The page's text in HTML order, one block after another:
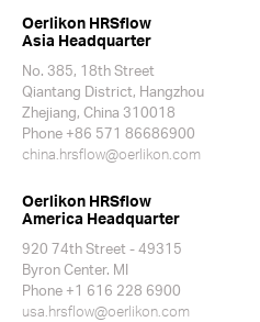
Oerlikon HRSflow
Asia Headquarter
No. 385, 18th Street
Qiantang District, Hangzhou
Zhejiang, China 310018
Phone +86 571 86686900
china.hrsflow@oerlikon.com
Oerlikon HRSflow
America Headquarter
920 74th Street - 49315
Byron Center. MI
Phone +1 616 228 6900
usa.hrsflow@oerlikon.com